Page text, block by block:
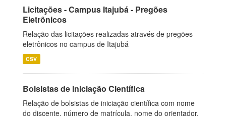
Licitações - Campus Itajubá - Pregões
Eletrônicos
Relação das licitações realizadas através de pregões
eletrônicos no campus de Itajubá
CSV
Bolsistas de Iniciação Científica
Relação de bolsistas de iniciação científica com nome
do discente, número de matrícula, nome do orientador,